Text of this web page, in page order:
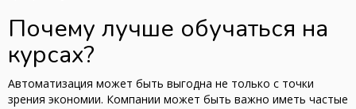
Почему лучше обучаться на
курсах?
Автоматизация может быть выгодна не только с точки
зрения экономии. Компании может быть важно иметь частые